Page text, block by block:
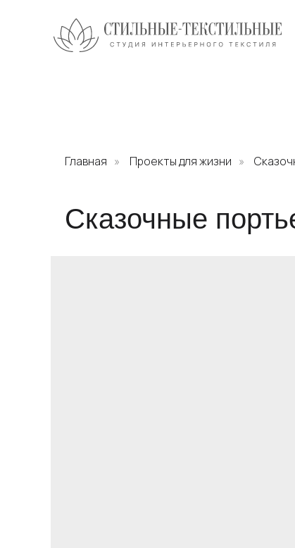
Главная » Проекты для жизни »
Сказочные